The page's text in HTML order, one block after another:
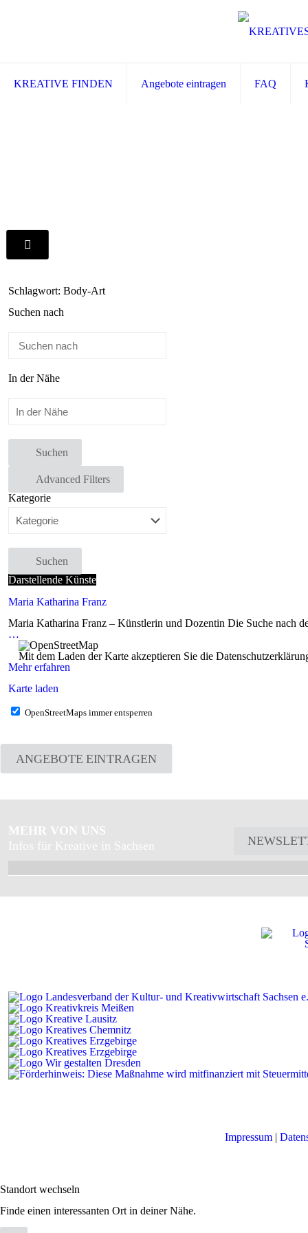
KREATIVE FINDEN Angebote eintragen FAQ
Schlagwort: Body-Art
Suchen nach
In der Nähe
Suchen
Advanced Filters
Kategorie
Suchen
Darstellende Künste
Maria Katharina Franz
Maria Katharina Franz – Künstlerin und Dozentin Die Suche nach
…
Mit dem Laden der Karte akzeptieren Sie die
Mehr erfahren
Karte laden
OpenStreetMaps immer entsperren
ANGEBOTE EINTRAGEN
MEHR VON UNS
Infos für Kreative in Sachsen
Impressum |
Standort wechseln
Finde einen interessanten Ort in deiner Nähe.